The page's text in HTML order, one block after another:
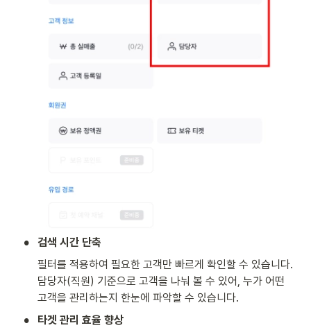
•
검색 시간 단축
필터를 적용하여 필요한 고객만 빠르게 확인할 수 있습니다.
담당자(직원) 기준으로 고객을 나눠 볼 수 있어, 누가 어떤
고객을 관리하는지 한눈에 파악할 수 있습니다.
•
타겟 관리 효율 향상